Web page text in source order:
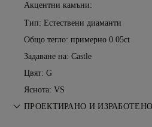
Акцентни камъни:
Тип: Естествени диаманти
Общо тегло: примерно 0.05ct
Задаване на: Castle
Цвят: G
Яснота: VS
ПРОЕКТИРАНО И ИЗРАБОТЕНО